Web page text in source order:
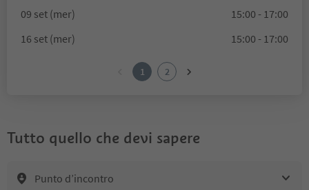
09 set (mer)
15:00 - 17:00
16 set (mer)
15:00 - 17:00
1 2
Tutto quello che devi sapere
Punto d’incontro